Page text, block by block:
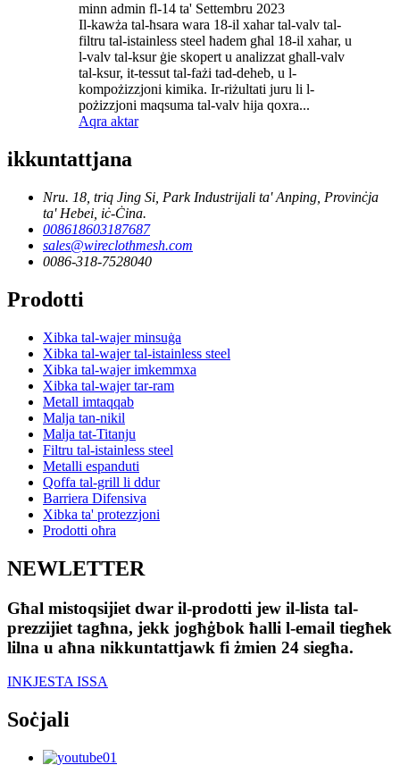
minn admin fl-14 ta' Settembru 2023
Il-kawża tal-ħsara wara 18-il xahar tal-valv tal-
filtru tal-istainless steel ħadem għal 18-il xahar, u
l-valv tal-ksur ġie skopert u analizzat għall-valv
tal-ksur, it-tessut tal-fażi tad-deheb, u l-
kompożizzjoni kimika. Ir-riżultati juru li l-
pożizzjoni maqsuma tal-valv hija qoxra...
Aqra aktar
ikkuntattjana
Nru. 18, triq Jing Si, Park Industrijali ta' Anping, Provinċja
ta' Hebei, iċ-Ċina.
008618603187687
sales@wireclothmesh.com
0086-318-7528040
Prodotti
Xibka tal-wajer minsuġa
Xibka tal-wajer tal-istainless steel
Xibka tal-wajer imkemmxa
Xibka tal-wajer tar-ram
Metall imtaqqab
Malja tan-nikil
Malja tat-Titanju
Filtru tal-istainless steel
Metalli espanduti
Qoffa tal-grill li ddur
Barriera Difensiva
Xibka ta' protezzjoni
Prodotti oħra
NEWLETTER
Għal mistoqsijiet dwar il-prodotti jew il-lista tal-
prezzijiet tagħna, jekk jogħġbok ħalli l-email tiegħek
lilna u aħna nikkuntattjawk fi żmien 24 siegħa.
INKJESTA ISSA
Soċjali